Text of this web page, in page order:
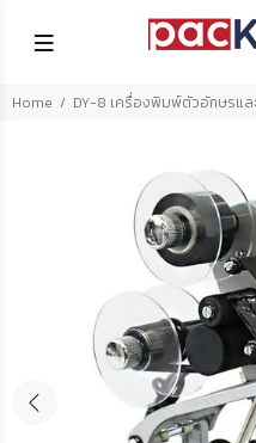
Home DY-8 เครื่องพิมพ์ตัวอักษรแล